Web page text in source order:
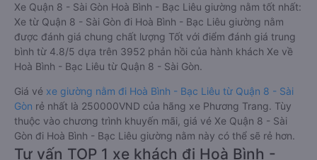
Xe Quận 8 - Sài Gòn Hoà Bình - Bạc Liêu giường nằm tốt nhất:
Xe từ Quận 8 - Sài Gòn đi Hoà Bình - Bạc Liêu giường nằm
được đánh giá chung chất lượng Tốt với điểm đánh giá trung
bình từ 4.8/5 dựa trên 3952 phản hồi của hành khách Xe về
Hoà Bình - Bạc Liêu từ Quận 8 - Sài Gòn.
Giá vé xe giường nằm đi Hoà Bình - Bạc Liêu từ Quận 8 - Sài
Gòn rẻ nhất là 250000VND của hãng xe Phương Trang. Tùy
thuộc vào chương trình khuyến mãi, giá vé Xe Quận 8 - Sài
Gòn đi Hoà Bình - Bạc Liêu giường nằm này có thể sẽ rẻ hơn.
Tư vấn TOP 1 xe khách đi Hoà Bình -